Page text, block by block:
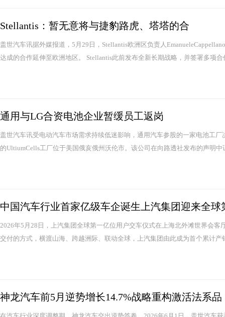
Stellantis：暂无意将与捷豹路虎、塔塔的合
盖世汽车讯据外媒报道，5月29日，Stellantis欧洲区负责人
达成的合作延伸至欧洲地区。 Stellantis此前发布全新长期战略，并签署多项合
通用与LG合资电池企业暂缓员工返岗
盖世汽车讯受电动汽车市场需求持续低迷影响，通用汽车参股的一家电池工
的UltiumCells工厂位于美国俄亥俄州沃伦市。该公司在向路透社发布的声明
中国汽车行业首家亿级车企诞生上汽集团迎来全球
2026年5月28日，上汽集团全球第一亿位用户交车仪式在上海北外滩世界会
交付的方式，横渡山海、跨越洲际、联动全球，上汽集团由此成为首个累计
神龙汽车前5月逆势增长14.7%战略重构激活法系品